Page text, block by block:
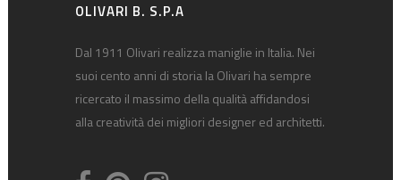
OLIVARI B. S.P.A
Dal 1911 Olivari realizza maniglie in Italia. Nei
suoi cento anni di storia la Olivari ha sempre
ricercato il massimo della qualità affidandosi
alla creatività dei migliori designer ed architetti.